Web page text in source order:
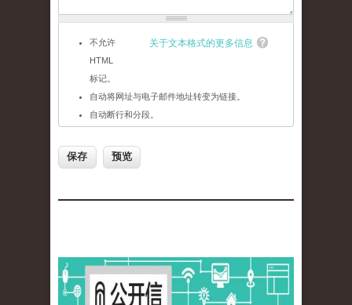
关于文本格式的更多信息
不允许
HTML
标记。
自动将网址与电子邮件地址转变为链接。
自动断行和分段。